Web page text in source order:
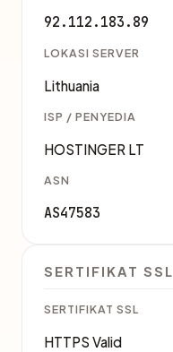
92.112.183.89
LOKASI SERVER
Lithuania
ISP / PENYEDIA
HOSTINGER LT
ASN
AS47583
SERTIFIKAT SSL
SERTIFIKAT SSL
HTTPS Valid